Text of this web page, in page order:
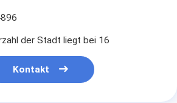
der Stadt liegt bei 16
Kontakt